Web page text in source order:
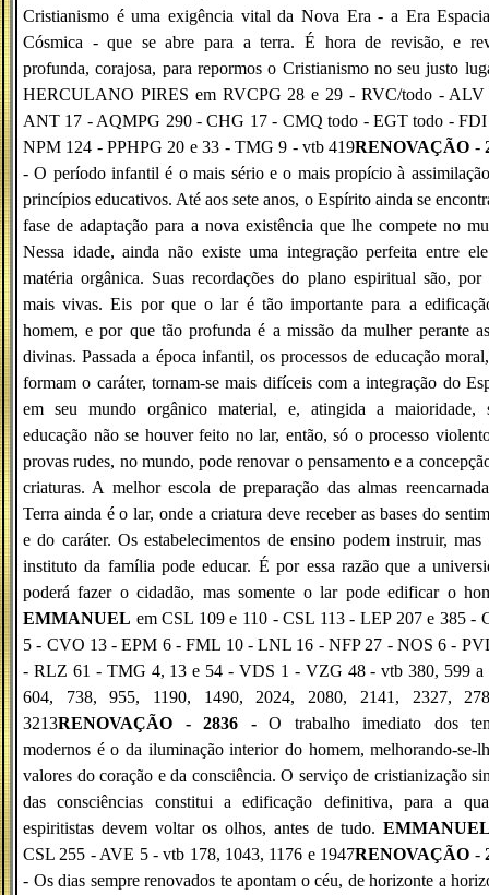
Cristianismo é uma exigência vital da Nova Era - a Era
Cósmica - que se abre para a terra. É hora de revisão, e
profunda, corajosa, para repormos o Cristianismo no seu justo
HERCULANO PIRES em RVCPG 28 e 29 - RVC/todo - ALV
ANT 17 - AQMPG 290 - CHG 17 - CMQ todo - EGT todo -
NPM 124 - PPHPG 20 e 33 - TMG 9 - vtb 419RENOVAÇÃO -
- O período infantil é o mais sério e o mais propício à
princípios educativos. Até aos sete anos, o Espírito ainda se
fase de adaptação para a nova existência que lhe compete no
Nessa idade, ainda não existe uma integração perfeita entre
matéria orgânica. Suas recordações do plano espiritual são, por
mais vivas. Eis por que o lar é tão importante para a
homem, e por que tão profunda é a missão da mulher perante
divinas. Passada a época infantil, os processos de educação
formam o caráter, tornam-se mais difíceis com a integração do
em seu mundo orgânico material, e, atingida a maioridade,
educação não se houver feito no lar, então, só o processo
provas rudes, no mundo, pode renovar o pensamento e a
criaturas. A melhor escola de preparação das almas
Terra ainda é o lar, onde a criatura deve receber as bases do
e do caráter. Os estabelecimentos de ensino podem instruir, mas
instituto da família pode educar. É por essa razão que a
poderá fazer o cidadão, mas somente o lar pode edificar o
EMMANUEL em CSL 109 e 110 - CSL 113 - LEP 207 e 385 -
5 - CVO 13 - EPM 6 - FML 10 - LNL 16 - NFP 27 - NOS 6 -
- RLZ 61 - TMG 4, 13 e 54 - VDS 1 - VZG 48 - vtb 380, 599 a
604, 738, 955, 1190, 1490, 2024, 2080, 2141, 2327,
3213RENOVAÇÃO - 2836 -O trabalho imediato dos
modernos é o da iluminação interior do homem, melhorando-se-
valores do coração e da consciência. O serviço de cristianização
das consciências constitui a edificação definitiva, para a
espiritistas devem voltar os olhos, antes de tudo.
CSL 255 - AVE 5 - vtb 178, 1043, 1176 e 1947RENOVAÇÃO -
- Os dias sempre renovados te apontam o céu, de horizonte a